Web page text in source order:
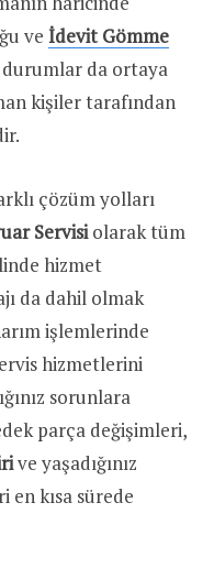
ve İdevit Gömme
da ortaya
kişiler tarafından
çözüm yolları
Servisiolarak tüm
hizmet
da dahil olmak
işlemlerinde
hizmetlerini
sorunlara
parça değişimleri,
ve yaşadığınız
kısa sürede